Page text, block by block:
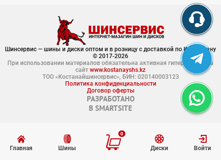
Главная Шины
0
Диски Войти
Шинсервис — шины и диски оптом и в розницу с доставкой по Казахстану
© 2017-2026
При использовании материалов обязательна активная гиперссылка на
сайт www.kostanayshs.kz
ТОО «Костанайшинсервис», БИН: 020140003123
Политика конфиденциальности
Договор оферты
РАЗРАБОТАНО
В SMARTSITE